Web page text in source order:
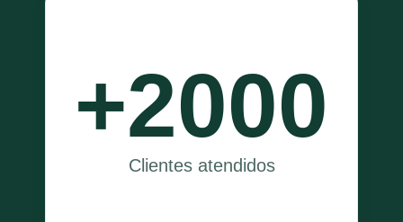
+2000
Clientes atendidos